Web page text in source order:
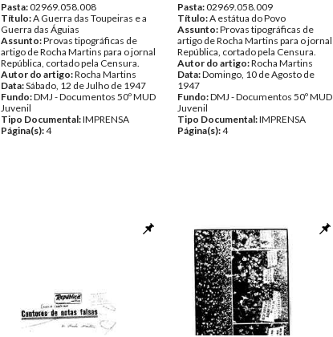
Pasta:02969.058.008
Título:A Guerra das Toupeiras e a
Guerra das Águias
Assunto:Provas tipográficas de
artigo de Rocha Martins para o jornal
República, cortado pela Censura.
Autor do artigo:Rocha Martins
Data:Sábado, 12 de Julho de 1947
Fundo:DMJ - Documentos 50º MUD
Juvenil
Tipo Documental:IMPRENSA
Página(s):4
Pasta:02969.058.009
Título:A estátua do Povo
Assunto:Provas tipográficas de
artigo de Rocha Martins para o jornal
República, cortado pela Censura.
Autor do artigo:Rocha Martins
Data:Domingo, 10 de Agosto de
1947
Fundo:DMJ - Documentos 50º MUD
Juvenil
Tipo Documental:IMPRENSA
Página(s):4